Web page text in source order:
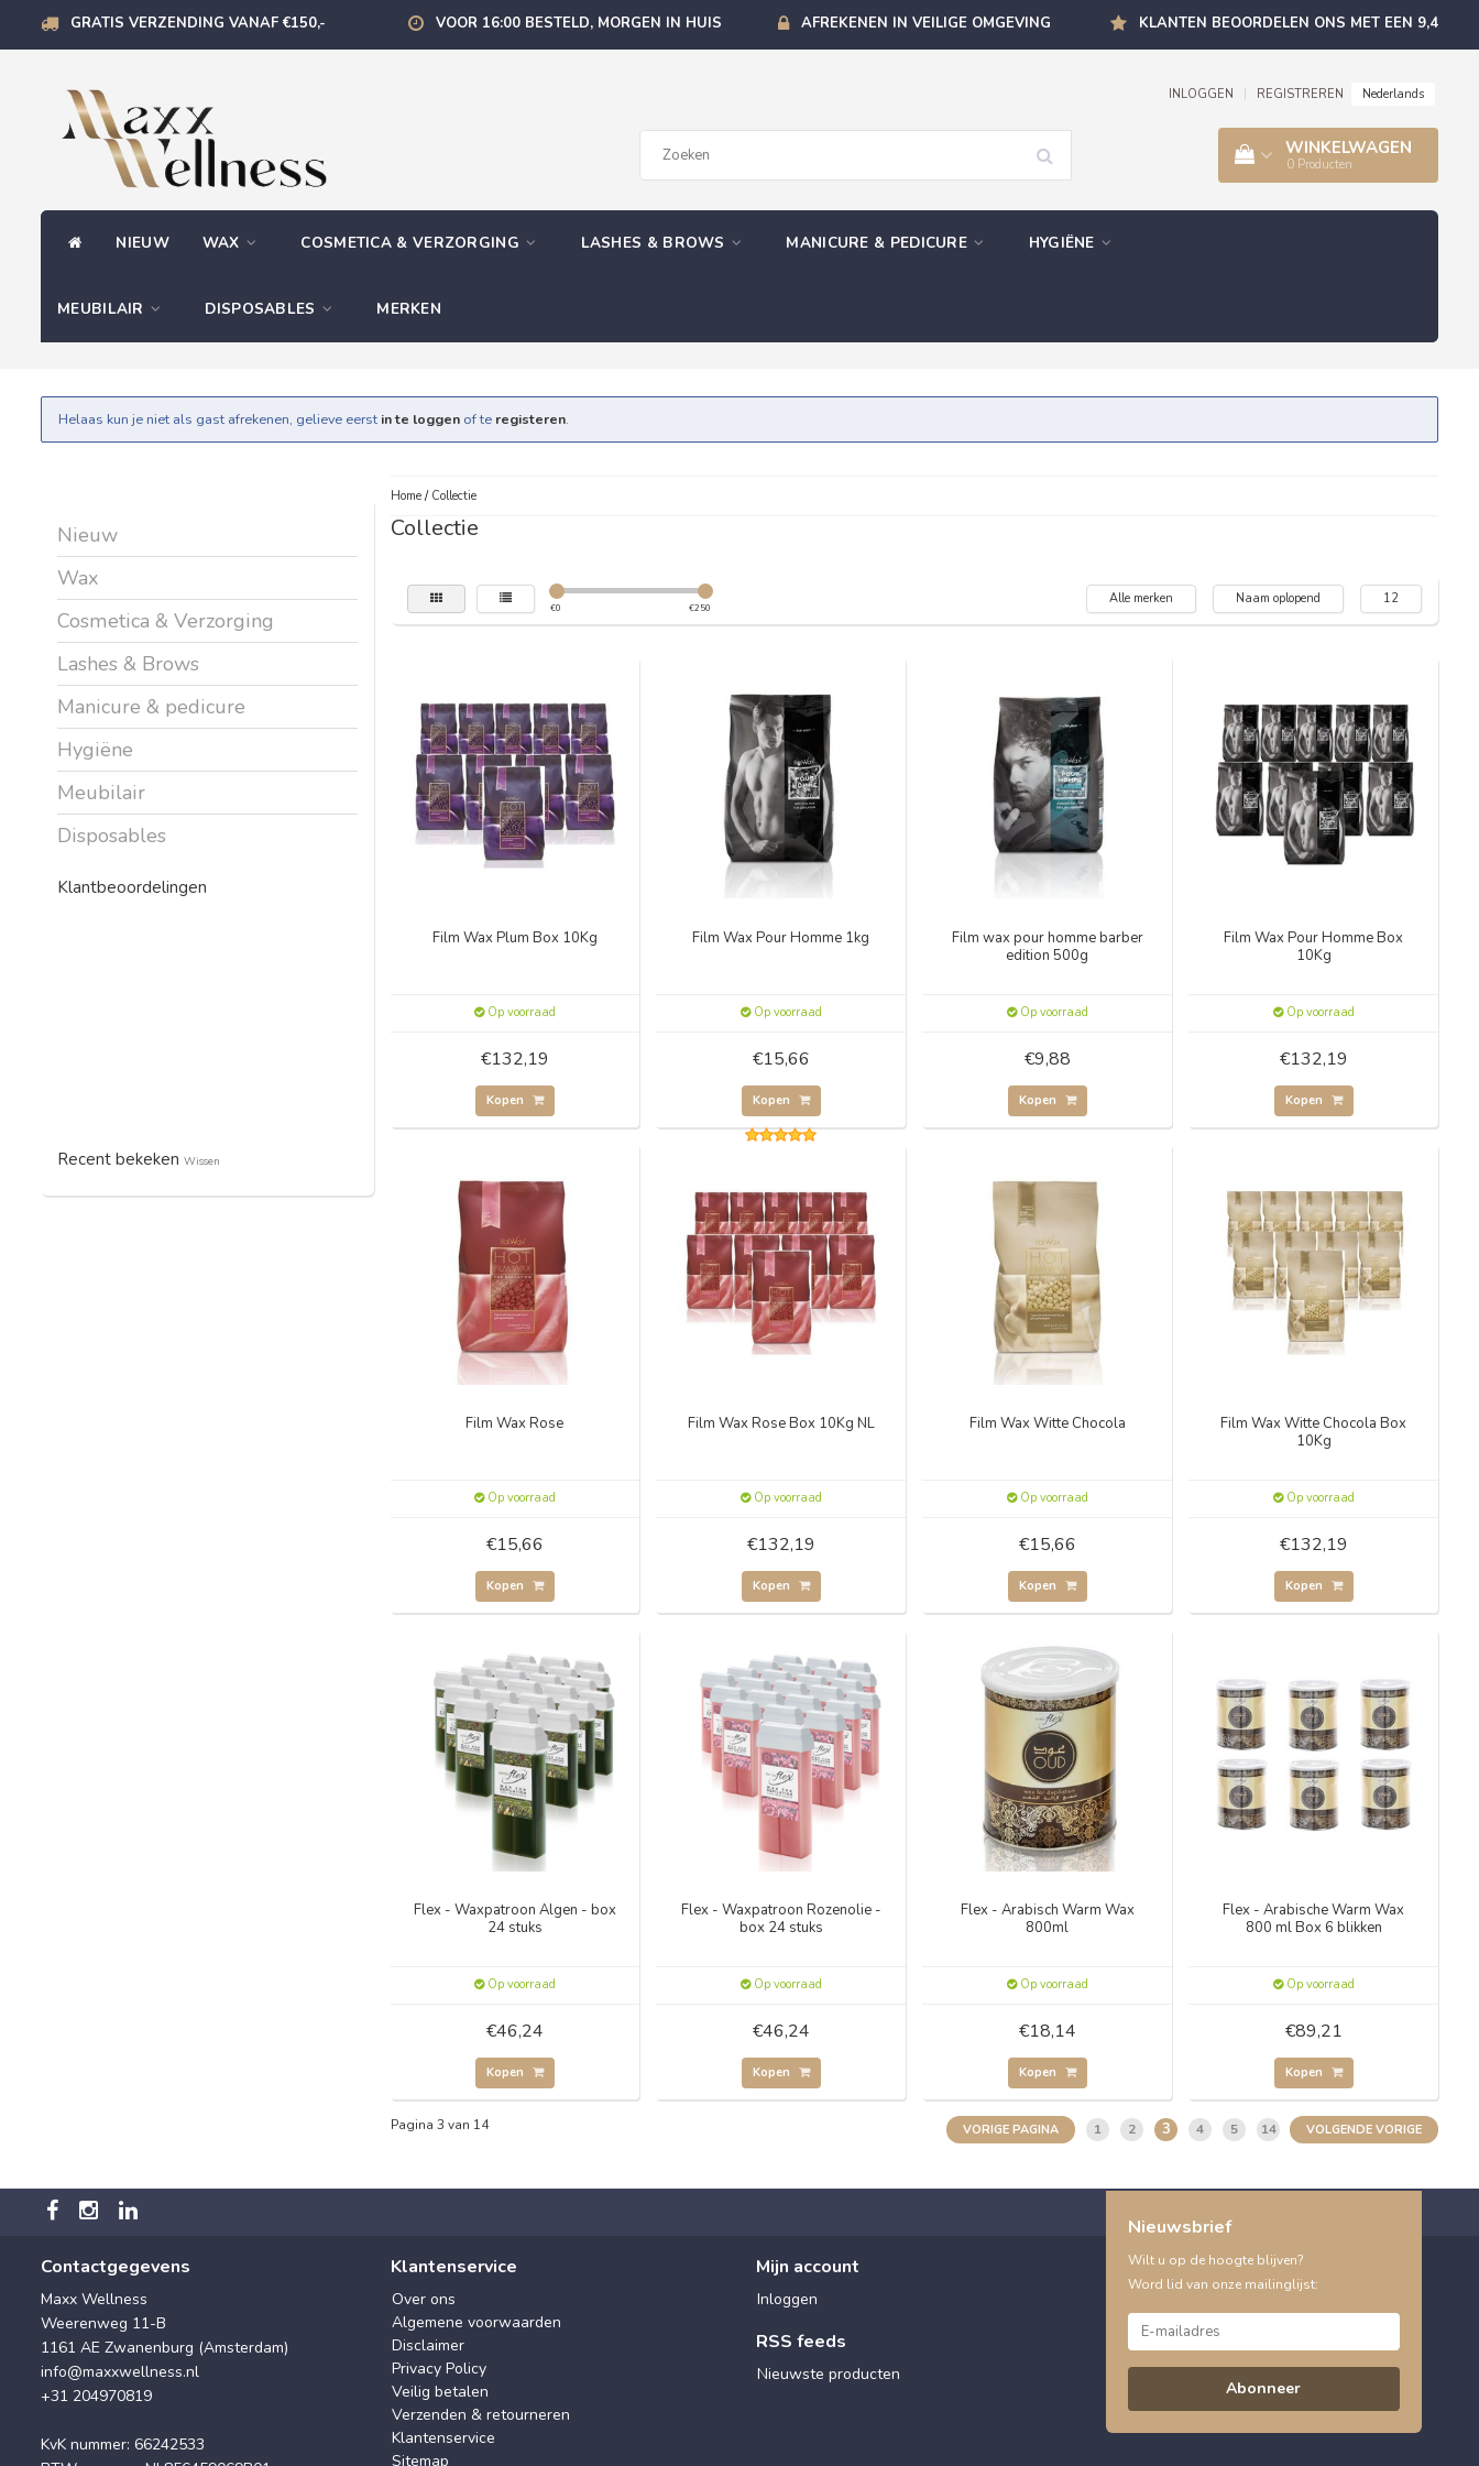
GRATIS VERZENDING VANAF €150,- VOOR 16:00 BESTELD, MORGEN IN HUIS AFREKENEN IN VEILIGE OMGEVING KLANTEN BEOORDELEN ONS MET EEN 9,4
INLOGGEN REGISTREREN Nederlands
WINKELWAGEN
0 Producten
NIEUW WAX COSMETICA & VERZORGING LASHES & BROWS MANICURE & PEDICURE HYGIËNE
MEUBILAIR DISPOSABLES MERKEN
Helaas kun je niet als gast afrekenen, gelieve eerst in te loggen of te registeren.
Nieuw
Wax
Cosmetica & Verzorging
Lashes & Brows
Manicure & pedicure
Hygiëne
Meubilair
Disposables
Klantbeoordelingen
Recent bekeken Wissen
Home/ Collectie
Collectie
€0 €250
Alle merken Naam oplopend 12
Film Wax Plum Box 10Kg
Op voorraad
€132,19
Kopen
Film Wax Pour Homme 1kg
Op voorraad
€15,66
Kopen
Film wax pour homme barber
edition 500g
Op voorraad
€9,88
Kopen
Film Wax Pour Homme Box
10Kg
Op voorraad
€132,19
Kopen
Film Wax Rose
Op voorraad
€15,66
Kopen
Film Wax Rose Box 10Kg NL
Op voorraad
€132,19
Kopen
Film Wax Witte Chocola
Op voorraad
€15,66
Kopen
Film Wax Witte Chocola Box
10Kg
Op voorraad
€132,19
Kopen
Flex - Waxpatroon Algen - box
24 stuks
Op voorraad
€46,24
Kopen
Flex - Waxpatroon Rozenolie -
box 24 stuks
Op voorraad
€46,24
Kopen
Flex - Arabisch Warm Wax
800ml
Op voorraad
€18,14
Kopen
Flex - Arabische Warm Wax
800 ml Box 6 blikken
Op voorraad
€89,21
Kopen
Pagina 3 van 14 VORIGE PAGINA 1 2 3 4 5 14 VOLGENDE VORIGE
Contactgegevens
Maxx Wellness
Weerenweg 11-B
1161 AE Zwanenburg (Amsterdam)
info@maxxwellness.nl
+31 204970819
KvK nummer: 66242533
Klantenservice
Over ons
Algemene voorwaarden
Disclaimer
Privacy Policy
Veilig betalen
Verzenden & retourneren
Klantenservice
Sitemap
Mijn account
Inloggen
RSS feeds
Nieuwste producten
Nieuwsbrief
Wilt u op de hoogte blijven?
Word lid van onze mailinglijst:
Abonneer